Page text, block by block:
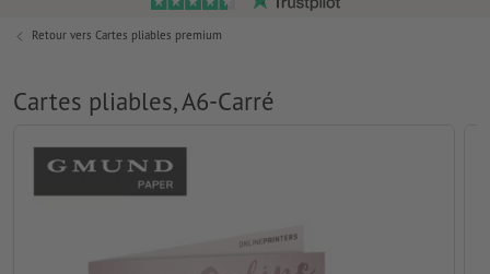
Retour vers Cartes pliables premium
Cartes pliables, A6-Carré